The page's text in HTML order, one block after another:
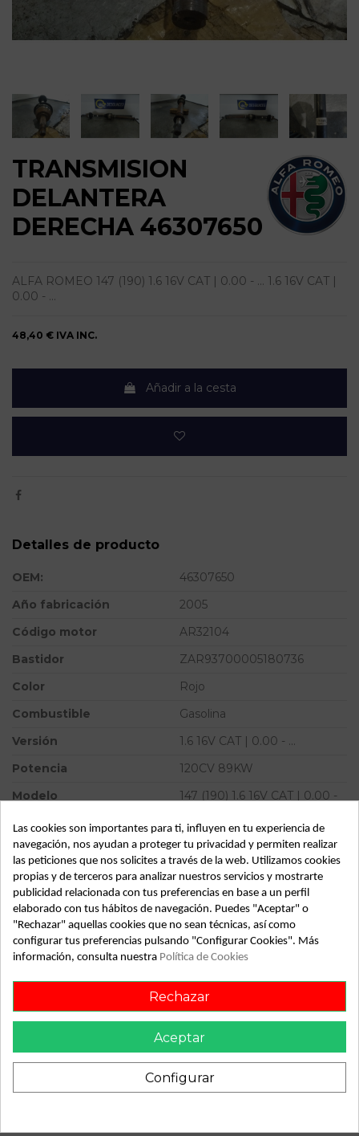
TRANSMISION
DELANTERA
DERECHA 46307650
ALFA ROMEO 147 (190) 1.6 16V CAT | 0.00 - ... 1.6 16V CAT |
0.00 - ...
48,40 € IVA INC.
Añadir a la cesta
Detalles de producto
OEM:
46307650
Año fabricación
2005
Código motor
AR32104
Bastidor
ZAR93700005180736
Color
Rojo
Combustible
Gasolina
Versión
1.6 16V CAT | 0.00 - ...
Potencia
120CV 89KW
Modelo
147 (190) 1.6 16V CAT | 0.00 -
Tipo vehículo
Turismo
Almacén
49349
SubAlmacén
368
SubSubAlmacén
100029358
ID: 811914
Recambio de transmision delantera derecha para alfa
romeo 147 (190) 1.6 16v cat | 0.00 - ... 1.6 16v cat | 0.00 - ...
referencia OEM IAM 46307650
Las cookies son importantes para ti, influyen en tu experiencia de
navegación, nos ayudan a proteger tu privacidad y permiten realizar
las peticiones que nos solicites a través de la web. Utilizamos cookies
propias y de terceros para analizar nuestros servicios y mostrarte
publicidad relacionada con tus preferencias en base a un perfil
elaborado con tus hábitos de navegación. Puedes "Aceptar" o
"Rechazar" aquellas cookies que no sean técnicas, así como
configurar tus preferencias pulsando "Configurar Cookies". Más
información, consulta nuestra Política de Cookies
Rechazar
Aceptar
Configurar